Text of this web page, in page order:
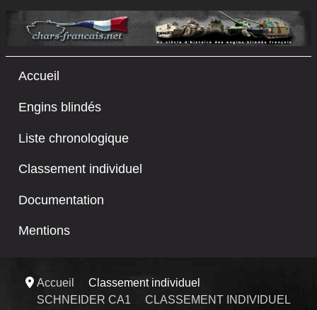
Accueil
Engins blindés
Liste chronologique
Classement individuel
Documentation
Mentions
Accueil
Classement individuel
SCHNEIDER CA1
CLASSEMENT INDIVIDUEL